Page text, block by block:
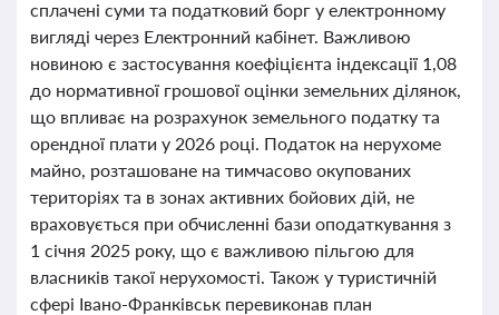
сплачені суми та податковий борг у електронному
вигляді через Електронний кабінет. Важливою
новиною є застосування коефіцієнта індексації 1,08
до нормативної грошової оцінки земельних ділянок,
що впливає на розрахунок земельного податку та
орендної плати у 2026 році. Податок на нерухоме
майно, розташоване на тимчасово окупованих
територіях та в зонах активних бойових дій, не
враховується при обчисленні бази оподаткування з
1 січня 2025 року, що є важливою пільгою для
власників такої нерухомості. Також у туристичній
сфері Івано-Франківськ перевиконав план